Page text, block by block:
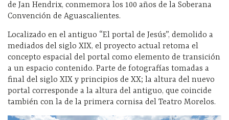
de Jan Hendrix, conmemora los 100 años de la Soberana
Convención de Aguascalientes.
Localizado en el antiguo “El portal de Jesús”, demolido a
mediados del siglo XIX, el proyecto actual retoma el
concepto espacial del portal como elemento de transición
a un espacio contenido. Parte de fotografías tomadas a
final del siglo XIX y principios de XX; la altura del nuevo
portal corresponde a la altura del antiguo, que coincide
también con la de la primera cornisa del Teatro Morelos.